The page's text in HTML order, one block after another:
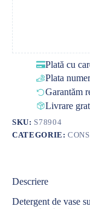
Plată cu
Plata
Garantăm
Livrare
SKU: S78904
CATEGORIE:
Descriere
Detergent de vase